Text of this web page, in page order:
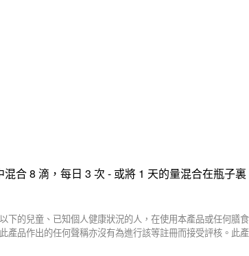
混合 8 滴，每日 3 次 - 或將 1 天的量混合在瓶子
下的兒童、已知個人健康狀況的人，在使用本產品或任何膳
品作出的任何聲稱亦沒有為進行該等註冊而接受評核。此